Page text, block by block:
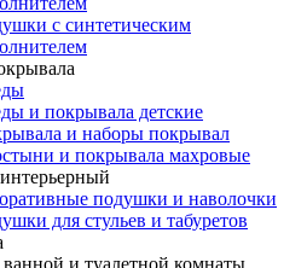
с синтетическим
и покрывала детские
и наборы покрывал
и покрывала махровые
подушки и наволочки
для стульев и табуретов
и туалетной комнаты